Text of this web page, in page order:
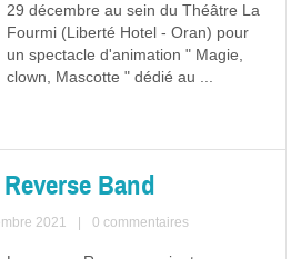
29 décembre au sein du Théâtre La
Fourmi (Liberté Hotel - Oran) pour
un spectacle d'animation " Magie,
clown, Mascotte " dédié au ...
Band
2021 0 commentaires